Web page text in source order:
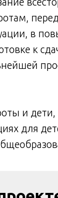
в
к
и
для